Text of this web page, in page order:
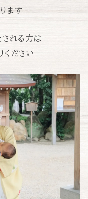
ます
される方は
ください